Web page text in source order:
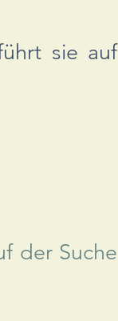
sie auf
der Suche